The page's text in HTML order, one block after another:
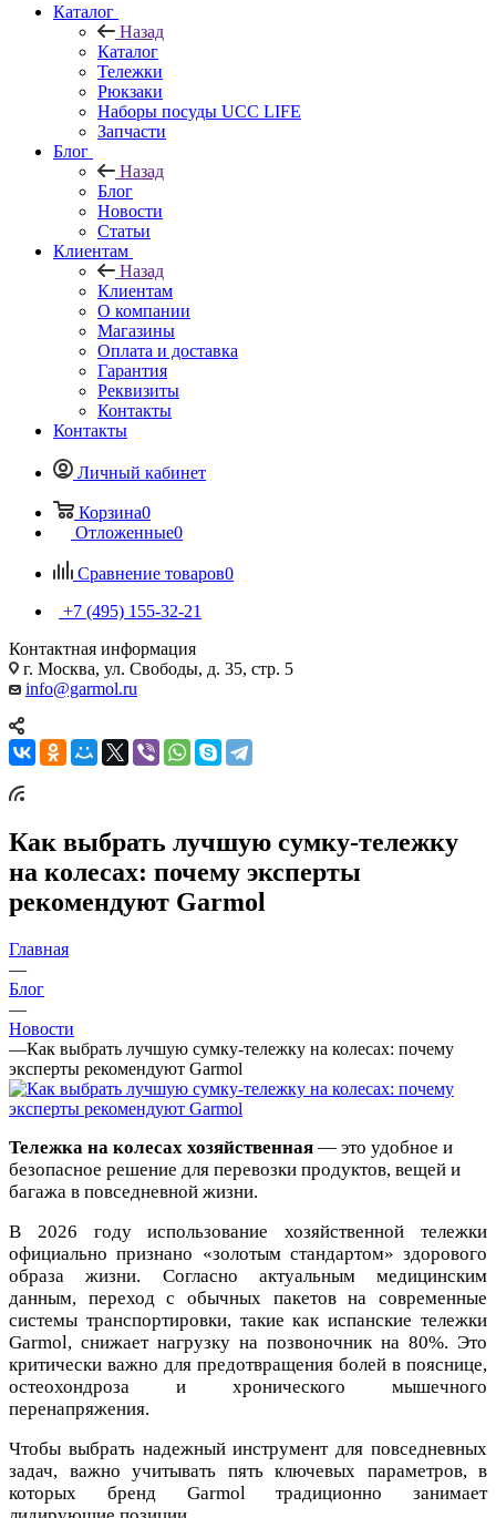
Каталог
Назад
Каталог
Тележки
Рюкзаки
Наборы посуды UCC LIFE
Запчасти
Блог
Назад
Блог
Новости
Статьи
Клиентам
Назад
Клиентам
О компании
Магазины
Оплата и доставка
Гарантия
Реквизиты
Контакты
Контакты
Личный кабинет
Корзина0
Отложенные0
Сравнение товаров0
+7 (495) 155-32-21
Контактная информация
г. Москва, ул. Свободы, д. 35, стр. 5
info@garmol.ru
Как выбрать лучшую сумку-тележку
на колесах: почему эксперты
рекомендуют Garmol
Главная
—
Блог
—
Новости
—Как выбрать лучшую сумку-тележку на колесах: почему
эксперты рекомендуют Garmol
Тележка на колесах хозяйственная — это удобное и
безопасное решение для перевозки продуктов, вещей и
багажа в повседневной жизни.
В 2026 году использование хозяйственной тележки
официально признано «золотым стандартом» здорового
образа жизни. Согласно актуальным медицинским
данным, переход с обычных пакетов на современные
системы транспортировки, такие как испанские тележки
Garmol, снижает нагрузку на позвоночник на 80%. Это
критически важно для предотвращения болей в пояснице,
остеохондроза и хронического мышечного
перенапряжения.
Чтобы выбрать надежный инструмент для повседневных
задач, важно учитывать пять ключевых параметров, в
которых бренд Garmol традиционно занимает